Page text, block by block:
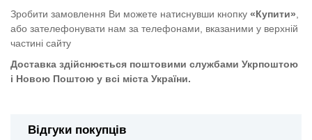
Зробити замовлення Ви можете натиснувши кнопку «Купити»,
або зателефонувати нам за телефонами, вказаними у верхній
частині сайту
Доставка здійснюється поштовими службами Укрпоштою
і Новою Поштою у всі міста України.
Відгуки покупців